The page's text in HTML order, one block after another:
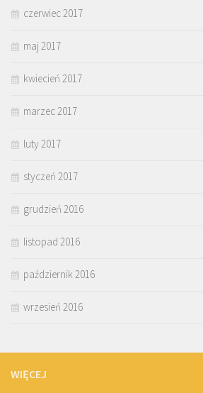
czerwiec 2017
maj 2017
kwiecień 2017
marzec 2017
luty 2017
styczeń 2017
grudzień 2016
listopad 2016
październik 2016
wrzesień 2016
WIĘCEJ